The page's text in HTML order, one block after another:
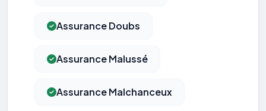
Assurance Doubs
Assurance Malussé
Assurance Malchanceux